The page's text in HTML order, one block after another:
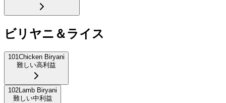
ビリヤニ＆ライス
101Chicken Biryani
難しい高利益
102Lamb Biryani
難しい中利益